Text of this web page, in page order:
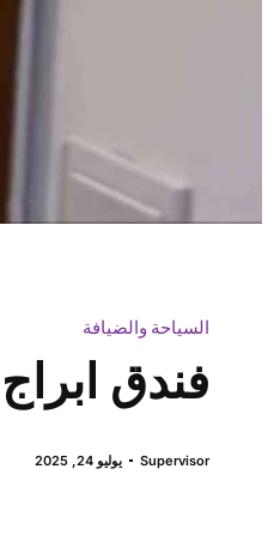
السياحة والضيافة
فندق
Supervisor يوليو 24, 2025